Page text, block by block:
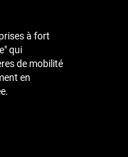
à fort
qui
de mobilité
en